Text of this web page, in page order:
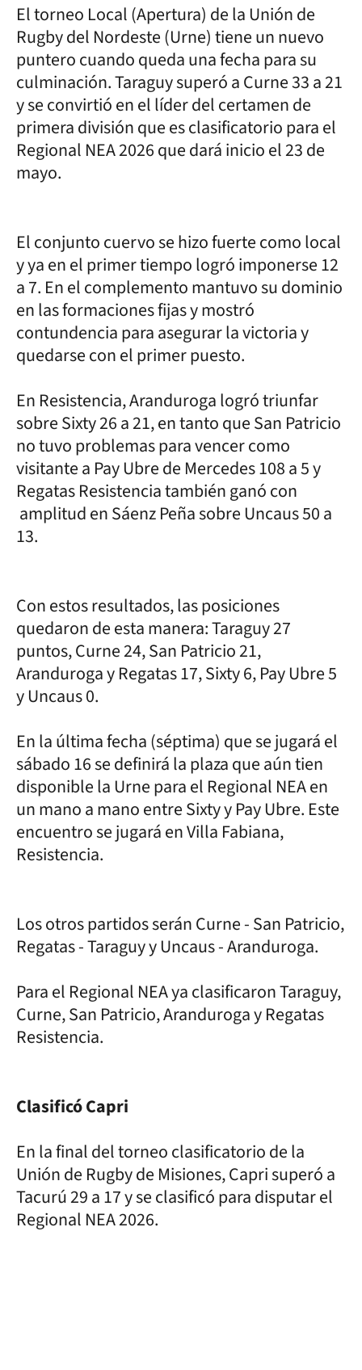
El torneo Local (Apertura) de la Unión de
Rugby del Nordeste (Urne) tiene un nuevo
puntero cuando queda una fecha para su
culminación. Taraguy superó a Curne 33 a 21
y se convirtió en el líder del certamen de
primera división que es clasificatorio para el
Regional NEA 2026 que dará inicio el 23 de
mayo.
El conjunto cuervo se hizo fuerte como local
y ya en el primer tiempo logró imponerse 12
a 7. En el complemento mantuvo su dominio
en las formaciones fijas y mostró
contundencia para asegurar la victoria y
quedarse con el primer puesto.
En Resistencia, Aranduroga logró triunfar
sobre Sixty 26 a 21, en tanto que San Patricio
no tuvo problemas para vencer como
visitante a Pay Ubre de Mercedes 108 a 5 y
Regatas Resistencia también ganó con
amplitud en Sáenz Peña sobre Uncaus 50 a
13.
Con estos resultados, las posiciones
quedaron de esta manera: Taraguy 27
puntos, Curne 24, San Patricio 21,
Aranduroga y Regatas 17, Sixty 6, Pay Ubre 5
y Uncaus 0.
En la última fecha (séptima) que se jugará el
sábado 16 se definirá la plaza que aún tien
disponible la Urne para el Regional NEA en
un mano a mano entre Sixty y Pay Ubre. Este
encuentro se jugará en Villa Fabiana,
Resistencia.
Los otros partidos serán Curne - San Patricio,
Regatas - Taraguy y Uncaus - Aranduroga.
Para el Regional NEA ya clasificaron Taraguy,
Curne, San Patricio, Aranduroga y Regatas
Resistencia.
Clasificó Capri
En la final del torneo clasificatorio de la
Unión de Rugby de Misiones, Capri superó a
Tacurú 29 a 17 y se clasificó para disputar el
Regional NEA 2026.